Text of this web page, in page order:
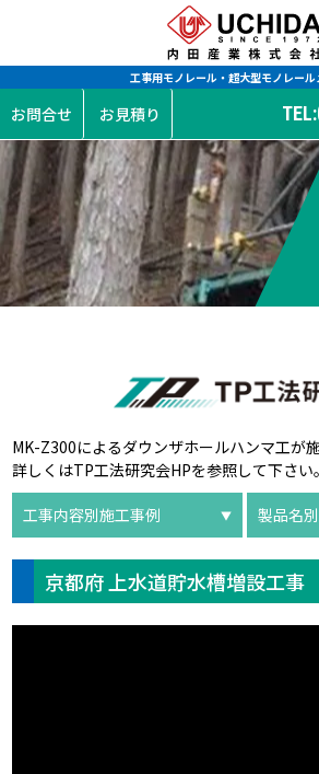
工事用モノレール・超大型モノレール
お問合せ お見積り TEL:
MK-Z300によるダウンザホールハンマ工が
詳しくはTP工法研究会HPを参照して下さい。
工事内容別施工事例 製品名
京都府 上水道貯水槽増設工事